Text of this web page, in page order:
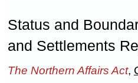
Status and
and Settlements
The Northern Affairs Act,